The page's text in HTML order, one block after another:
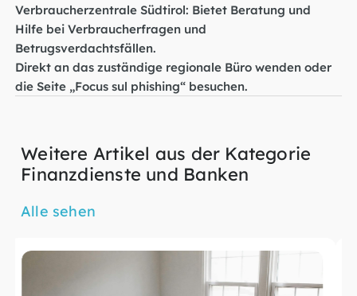
Verbraucherzentrale Südtirol: Bietet Beratung und
Hilfe bei Verbraucherfragen und
Betrugsverdachtsfällen.
Direkt an das zuständige regionale Büro wenden oder
die Seite „Focus sul phishing“ besuchen.
Weitere Artikel aus der Kategorie
Finanzdienste und Banken
Alle sehen